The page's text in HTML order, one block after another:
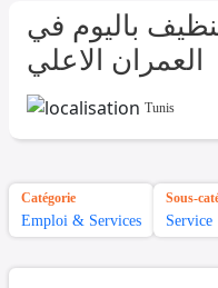
باليوم في
العمران الاعلي
Tunis
Catégorie
Emploi & Services
Sous-
Service